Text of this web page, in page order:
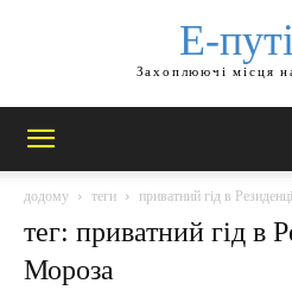
Е-
Захоплюючі місця
додому теги приватний гід в
тег: приватний гід в
Мороза